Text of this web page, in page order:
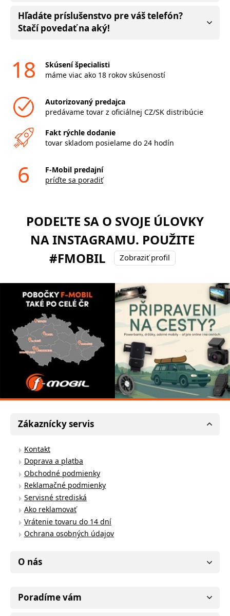
Hľadáte príslušenstvo pre váš telefón?
Stačí povedať na aký!
18
Skúsení špecialisti
máme viac ako 18 rokov skúseností
Autorizovaný predajca
predávame tovar z oficiálnej CZ/SK distribúcie
Fakt rýchle dodanie
tovar skladom posielame do 24 hodín
6
F-Mobil predajní
príďte sa poradiť
PODEĽTE SA O SVOJE ÚLOVKY
NA INSTAGRAMU. POUŽITE
#FMOBIL
Zobraziť profil
Zákaznícky servis
Kontakt
Doprava a platba
Obchodné podmienky
Reklamačné podmienky
Servisné strediská
Ako reklamovať
Vrátenie tovaru do 14 dní
Ochrana osobných údajov
O nás
Poradíme vám